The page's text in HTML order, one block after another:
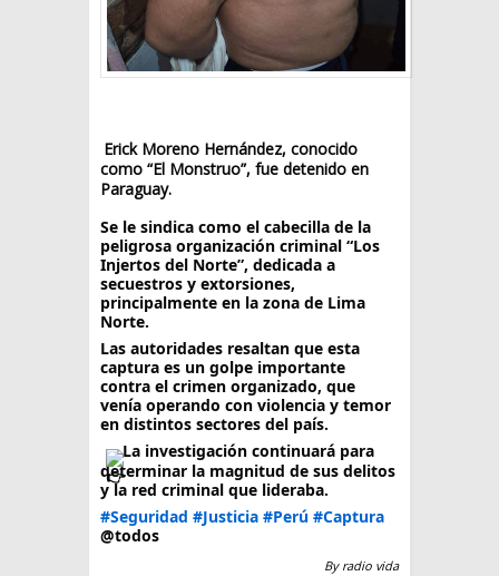
Erick Moreno Hernández, conocido
como “El Monstruo”, fue detenido en
Paraguay.
Se le sindica como el cabecilla de la
peligrosa organización criminal “Los
Injertos del Norte”, dedicada a
secuestros y extorsiones,
principalmente en la zona de Lima
Norte.
Las autoridades resaltan que esta
captura es un golpe importante
contra el crimen organizado, que
venía operando con violencia y temor
en distintos sectores del país.
La investigación continuará para
determinar la magnitud de sus delitos
y la red criminal que lideraba.
#Seguridad #Justicia #Perú #Captura
@todos
By radio vida